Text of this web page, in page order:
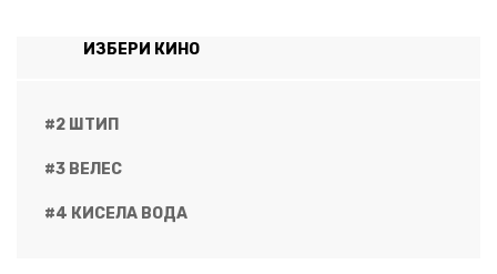
ИЗБЕРИ КИНО
#2 ШТИП
#3 ВЕЛЕС
#4 КИСЕЛА ВОДА